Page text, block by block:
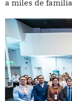
a miles de